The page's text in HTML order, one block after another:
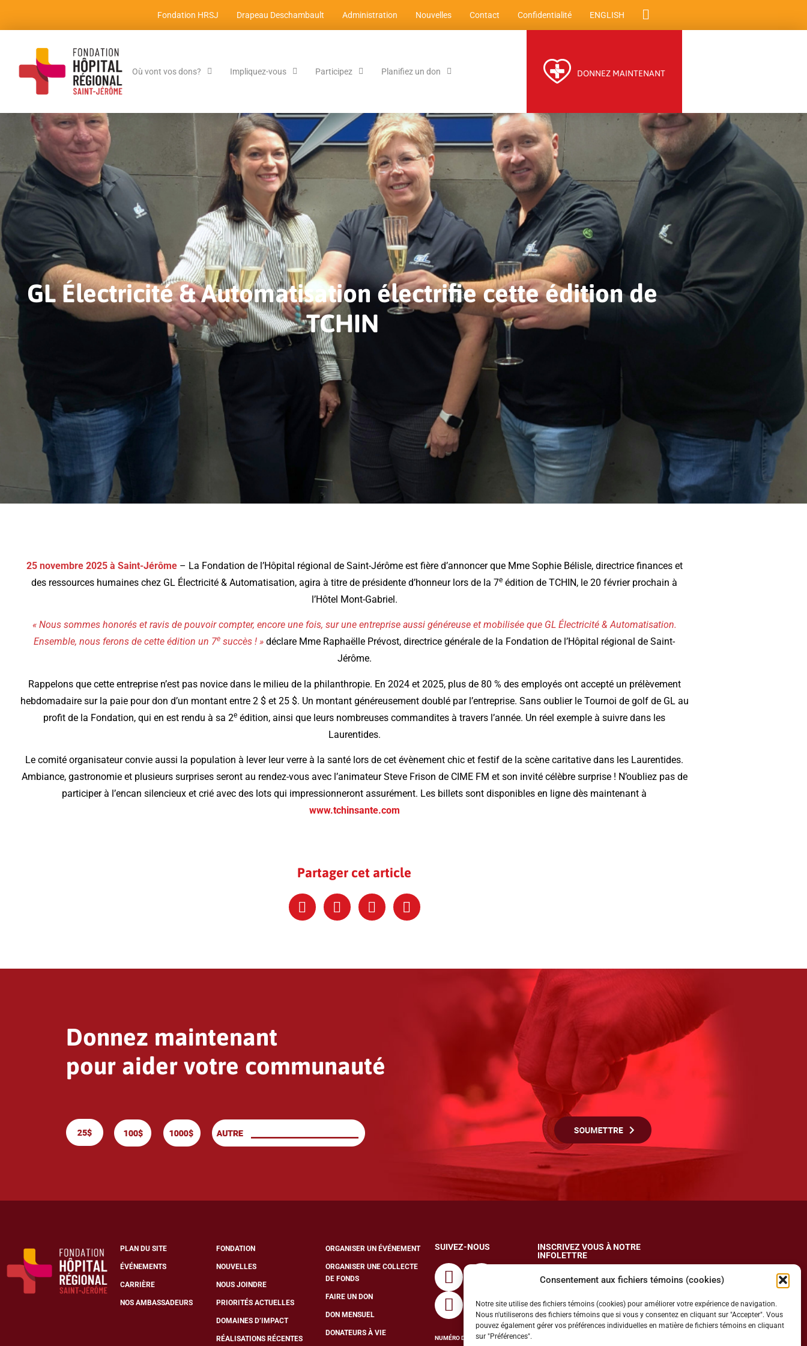
Consentement aux fichiers témoins (cookies)
Notre site utilise des fichiers témoins (cookies) pour améliorer votre expérience de navigation.
Nous n'utiliserons des fichiers témoins que si vous y consentez en cliquant sur "Accepter". Vous
pouvez également gérer vos préférences individuelles en matière de fichiers témoins en cliquant
sur "Préférences".
Fondation HRSJ Drapeau Deschambault Administration Nouvelles Contact Confidentialité ENGLISH
Où vont vos dons? Impliquez-vous Participez Planifiez un don DONNEZ MAINTENANT
GL Électricité & Automatisation électrifie cette édition de
TCHIN
25 novembre 2025 à Saint-Jérôme– La Fondation de l’Hôpital régional de Saint-Jérôme est fière d’annoncer que Mme Sophie Bélisle, directrice finances et
des ressources humaines chez GL Électricité & Automatisation, agira à titre de présidente d’honneur lors de la 7e édition de TCHIN, le 20 février prochain à
l’Hôtel Mont-Gabriel.
« Nous sommes honorés et ravis de pouvoir compter, encore une fois, sur une entreprise aussi généreuse et mobilisée que GL Électricité & Automatisation.
Ensemble, nous ferons de cette édition un 7e succès ! » déclare Mme Raphaëlle Prévost, directrice générale de la Fondation de l’Hôpital régional de Saint-
Jérôme.
Rappelons que cette entreprise n’est pas novice dans le milieu de la philanthropie. En 2024 et 2025, plus de 80 % des employés ont accepté un prélèvement
hebdomadaire sur la paie pour don d’un montant entre 2 $ et 25 $. Un montant généreusement doublé par l’entreprise. Sans oublier le Tournoi de golf de GL au
profit de la Fondation, qui en est rendu à sa 2e édition, ainsi que leurs nombreuses commandites à travers l’année. Un réel exemple à suivre dans les
Laurentides.
Le comité organisateur convie aussi la population à lever leur verre à la santé lors de cet évènement chic et festif de la scène caritative dans les Laurentides.
Ambiance, gastronomie et plusieurs surprises seront au rendez-vous avec l’animateur Steve Frison de CIME FM et son invité célèbre surprise ! N’oubliez pas de
participer à l’encan silencieux et crié avec des lots qui impressionneront assurément. Les billets sont disponibles en ligne dès maintenant à
www.tchinsante.com
Partager cet article
Donnez maintenant
pour aider votre communauté
PLAN DU SITE
ÉVÉNEMENTS
CARRIÈRE
NOS AMBASSADEURS
FONDATION
NOUVELLES
NOUS JOINDRE
PRIORITÉS ACTUELLES
DOMAINES D’IMPACT
RÉALISATIONS RÉCENTES
ORGANISER UN ÉVÉNEMENT
ORGANISER UNE COLLECTE
DE FONDS
FAIRE UN DON
DON MENSUEL
DONATEURS À VIE
SUIVEZ-NOUS
NUMÉRO D’ORGANISME DE
INSCRIVEZ VOUS À NOTRE
INFOLETTRE